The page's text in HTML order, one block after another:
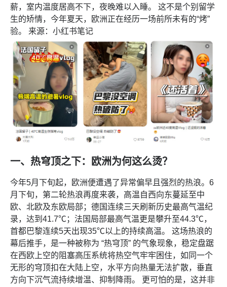
薪，室内温度居高不下，夜晚难以入睡。 这不是个别留学
生的矫情，今年夏天，欧洲正在经历一场前所未有的“烤”
验。 来源：小红书笔记
一、热穹顶之下：欧洲为何这么烫？
今年5月下旬起，欧洲便遭遇了异常偏早且强烈的热浪。6
月下旬，第二轮热浪再度来袭，高温自西向东蔓延至中
欧、北欧及东欧局部；德国连续三天刷新历史最高气温纪
录，达到41.7℃；法国局部最高气温更是攀升至44.3℃，
首都巴黎连续5天出现35℃以上的持续高温。 这场热浪的
幕后推手，是一种被称为 “热穹顶” 的气象现象，稳定盘踞
在西欧上空的阻塞高压系统将热空气牢牢困住，如同一个
无形的穹顶扣在大陆上空，水平方向热量无法扩散，垂直
方向下沉气流持续增温、抑制降雨。 更可怕的是，这并非